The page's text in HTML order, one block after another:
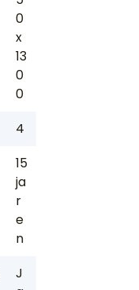
0
x
13
0
0
4
15
ja
r
e
n
J